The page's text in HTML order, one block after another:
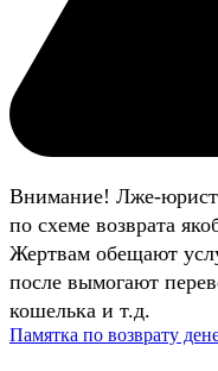
Внимание! Лже-
по схеме возврата
Жертвам обещают
после вымогают
кошелька и т.д.
Памятка по возврату